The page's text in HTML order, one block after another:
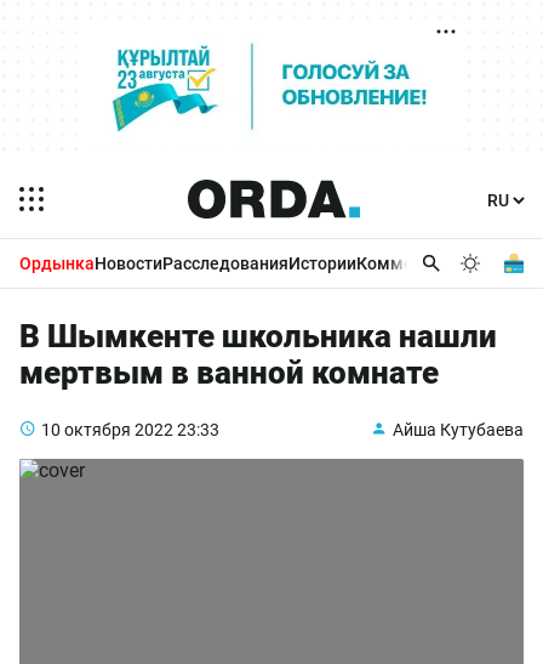
ОрдынкаНовостиРасследованияИсторииКомментарииБизнес
В Шымкенте школьника нашли
мертвым в ванной комнате
10 октября 2022 23:33 Айша Кутубаева